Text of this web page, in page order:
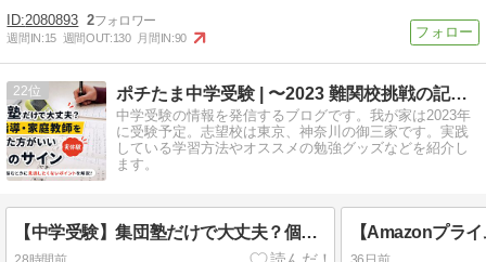
2080893 2
週間IN:15 週間OUT:130 月間IN:90
22 ポチたま中学受験 | 〜2023 難関校挑戦の記録〜
中学受験の情報を発信するブログです。我が家は2023年
に受験予定。志望校は東京、神奈川の御三家です。実践
している学習方法やオススメの勉強グッズなどを紹介し
ます。
【中学受験】集団塾だけで大丈夫？個別指導・家庭教師を併用した方がいい7つのサイン【実体験】